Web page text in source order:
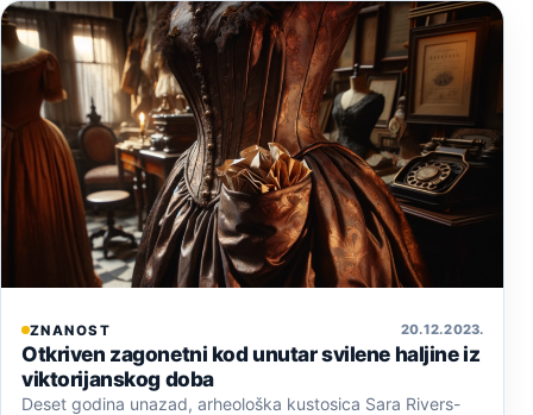
ZNANOST 20. 12. 2023.
Otkriven zagonetni kod unutar svilene haljine iz
viktorijanskog doba
Deset godina unazad, arheološka kustosica Sara Rivers-